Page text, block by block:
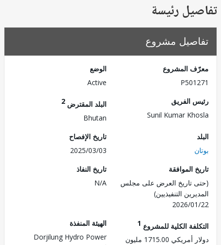
رئيسة
مشروع
المشروع
الفريق
Sunil Kumar
البلد المقترض
تاريخ الإفصاح
2025/03/03
الموافقة
تاريخ العرض على مجلس
التنفيذيين)
2026/
تاريخ النفاذ
N/A
الكلية للمشروع1
1715.00 مليون
الهيئة المنفذة
Dorjilung Hydro Power